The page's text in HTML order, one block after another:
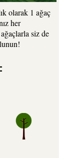
olarak 1 ağaç
her
siz de